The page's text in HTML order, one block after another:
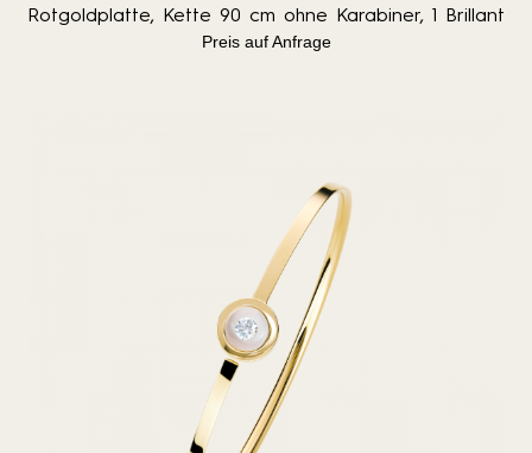
Rotgoldplatte, Kette 90 cm ohne Karabiner, 1 Brillant
Preis auf Anfrage